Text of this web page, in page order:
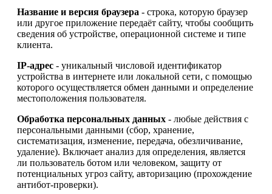
Название и версия браузера - строка, которую браузер
или другое приложение передаёт сайту, чтобы сообщить
сведения об устройстве, операционной системе и типе
клиента.
IP-адрес - уникальный числовой идентификатор
устройства в интернете или локальной сети, с помощью
которого осуществляется обмен данными и определение
местоположения пользователя.
Обработка персональных данных - любые действия с
персональными данными (сбор, хранение,
систематизация, изменение, передача, обезличивание,
удаление). Включает анализ для определения, является
ли пользователь ботом или человеком, защиту от
потенциальных угроз сайту, авторизацию (прохождение
антибот-проверки).